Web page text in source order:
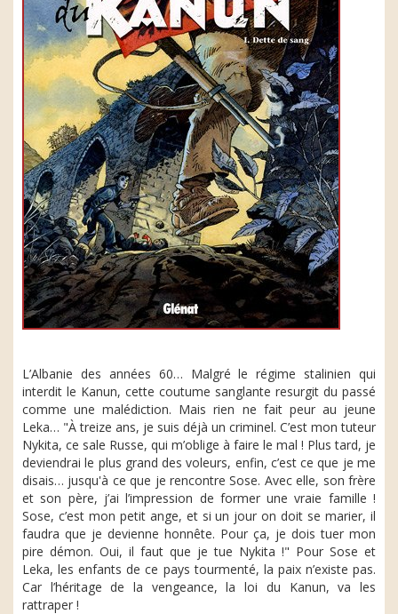
L’Albanie des années 60… Malgré le régime stalinien qui
interdit le Kanun, cette coutume sanglante resurgit du passé
comme une malédiction. Mais rien ne fait peur au jeune
Leka… "À treize ans, je suis déjà un criminel. C’est mon tuteur
Nykita, ce sale Russe, qui m’oblige à faire le mal ! Plus tard, je
deviendrai le plus grand des voleurs, enfin, c’est ce que je me
disais… jusqu'à ce que je rencontre Sose. Avec elle, son frère
et son père, j’ai l’impression de former une vraie famille !
Sose, c’est mon petit ange, et si un jour on doit se marier, il
faudra que je devienne honnête. Pour ça, je dois tuer mon
pire démon. Oui, il faut que je tue Nykita !" Pour Sose et
Leka, les enfants de ce pays tourmenté, la paix n’existe pas.
Car l’héritage de la vengeance, la loi du Kanun, va les
rattraper !